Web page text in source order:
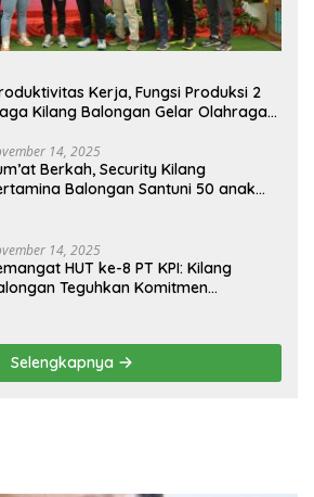
Kerja, Fungsi Produksi 2
Kilang Balongan Gelar Olahraga
14, 2025
Berkah, Security Kilang
Balongan Santuni 50 anak
14, 2025
HUT ke-8 PT KPI: Kilang
Teguhkan Komitmen
Selengkapnya